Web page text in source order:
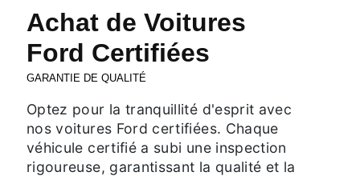
Achat de Voitures
Ford Certifiées
GARANTIE DE QUALITÉ
Optez pour la tranquillité d'esprit avec
nos voitures Ford certifiées. Chaque
véhicule certifié a subi une inspection
rigoureuse, garantissant la qualité et la